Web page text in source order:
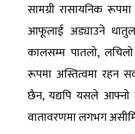
सामग्री रासायनिक
आफूलाई अड्याउने
कालसम्म पातलो,
रूपमा अस्तित्वमा रहन
छैन, यद्यपि यसले आफ्नो
वातावरणमा लगभग